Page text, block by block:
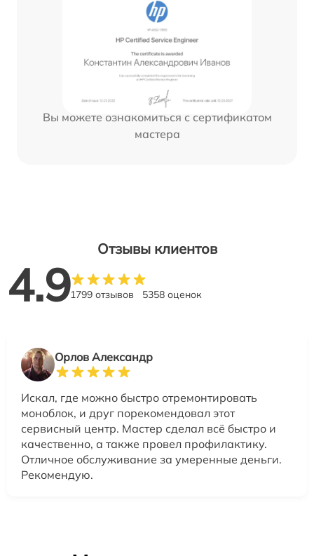
Вы можете ознакомиться с сертификатом
мастера
Отзывы клиентов
4.91799 отзывов 5358 оценок
Орлов Александр
Искал, где можно быстро отремонтировать
моноблок, и друг порекомендовал этот
сервисный центр. Мастер сделал всё быстро и
качественно, а также провел профилактику.
Отличное обслуживание за умеренные деньги.
Рекомендую.